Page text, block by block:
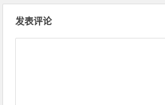
发表评论